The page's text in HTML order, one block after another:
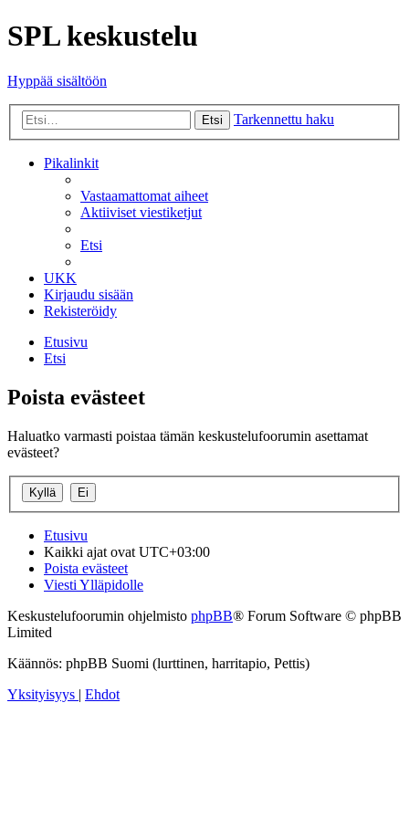
SPL keskustelu
Hyppää sisältöön
Etsi Tarkennettu haku
Pikalinkit
Vastaamattomat aiheet
Aktiiviset viestiketjut
Etsi
UKK
Kirjaudu sisään
Rekisteröidy
Etusivu
Etsi
Poista evästeet
Haluatko varmasti poistaa tämän keskustelufoorumin asettamat
evästeet?
Etusivu
Kaikki ajat ovat UTC+03:00
Poista evästeet
Viesti Ylläpidolle
Keskustelufoorumin ohjelmisto phpBB® Forum Software © phpBB
Limited
Käännös: phpBB Suomi (lurttinen, harritapio, Pettis)
Yksityisyys | Ehdot